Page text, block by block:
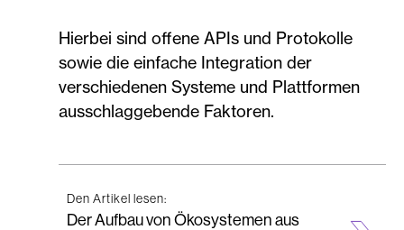
Hierbei sind offene APIs und Protokolle
sowie die einfache Integration der
verschiedenen Systeme und Plattformen
ausschlaggebende Faktoren.
Den Artikel lesen:
Der Aufbau von Ökosystemen aus